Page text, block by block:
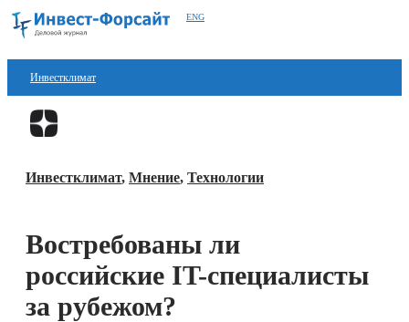
ENG
Инвестклимат
Финансы
Блокчейн
Технологии
Инвестклимат, Мнение, Технологии
Востребованы ли
российские IT-специалисты
за рубежом?